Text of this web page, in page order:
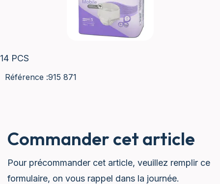
14 PCS
Référence :915 871
Commander cet article
Pour précommander cet article, veuillez remplir ce
formulaire, on vous rappel dans la journée.